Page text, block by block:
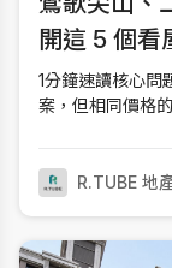
開這 5 個看
1分鐘速讀核心問
案，但相同價格
讀圖面；新成屋
R.TUBE 地